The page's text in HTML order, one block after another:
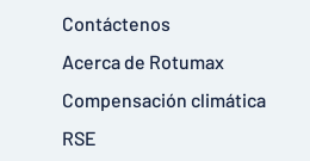
Contáctenos
Acerca de Rotumax
Compensación climática
RSE